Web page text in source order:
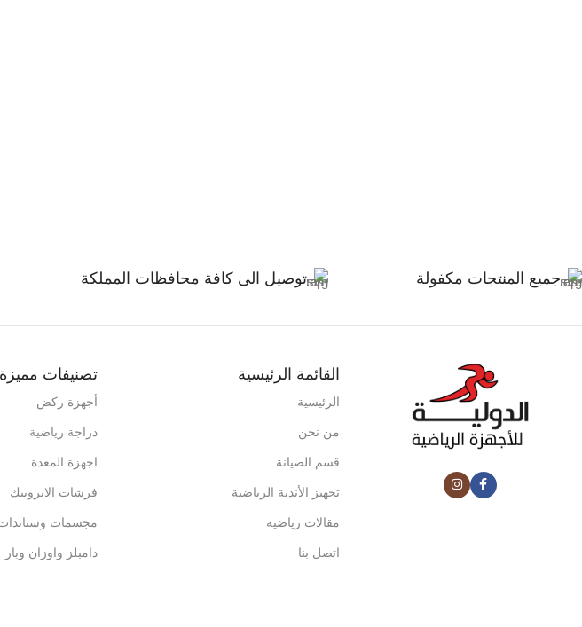
جميع المنتجات مكفولة توصيل الى كافة محافظات المملكة
القائمة الرئيسية
الرئيسية
من نحن
قسم الصيانة
تجهيز الأندية الرياضية
مقالات رياضية
اتصل بنا
تصنيفات مميزة
أجهزة ركض
دراجة رياضية
اجهزة المعدة
فرشات الايروبيك
مجسمات
دامبلز واوزان وبار